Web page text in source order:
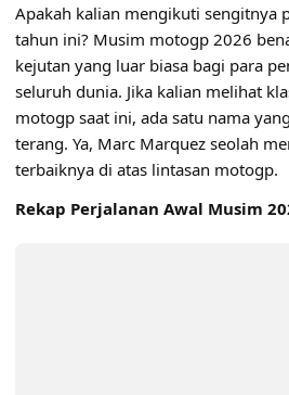
Apakah kalian mengikuti sengitnya
tahun ini? Musim motogp 2026
kejutan yang luar biasa bagi para
seluruh dunia. Jika kalian melihat
motogp saat ini, ada satu nama
terang. Ya, Marc Marquez seolah
terbaiknya di atas lintasan motogp.
Rekap Perjalanan Awal Musim